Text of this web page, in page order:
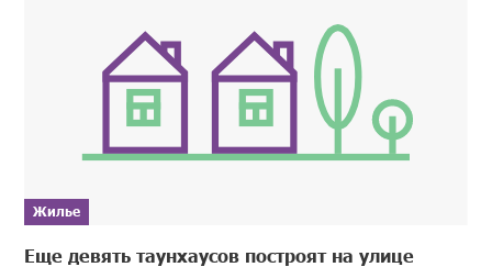
Жилье
Еще девять таунхаусов построят на улице